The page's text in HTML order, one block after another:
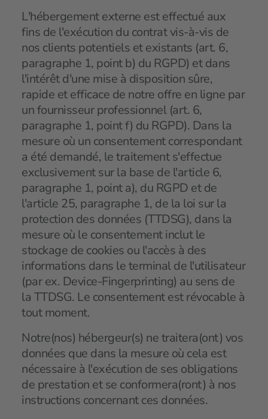
L'hébergement externe est effectué aux
fins de l'exécution du contrat vis-à-vis de
nos clients potentiels et existants (art. 6,
paragraphe 1, point b) du RGPD) et dans
l'intérêt d'une mise à disposition sûre,
rapide et efficace de notre offre en ligne par
un fournisseur professionnel (art. 6,
paragraphe 1, point f) du RGPD). Dans la
mesure où un consentement correspondant
a été demandé, le traitement s'effectue
exclusivement sur la base de l'article 6,
paragraphe 1, point a), du RGPD et de
l'article 25, paragraphe 1, de la loi sur la
protection des données (TTDSG), dans la
mesure où le consentement inclut le
stockage de cookies ou l'accès à des
informations dans le terminal de l'utilisateur
(par ex. Device-Fingerprinting) au sens de
la TTDSG. Le consentement est révocable à
tout moment.
Notre(nos) hébergeur(s) ne traitera(ont) vos
données que dans la mesure où cela est
nécessaire à l'exécution de ses obligations
de prestation et se conformera(ront) à nos
instructions concernant ces données.